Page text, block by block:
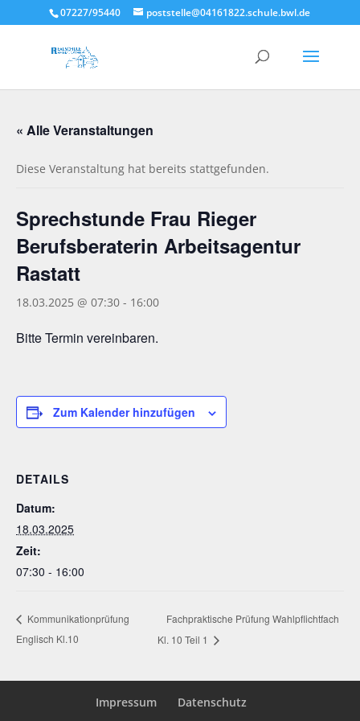
07227/95440 poststelle@04161822.schule.bwl.de
« Alle Veranstaltungen
Diese Veranstaltung hat bereits stattgefunden.
Sprechstunde Frau Rieger
Berufsberaterin Arbeitsagentur
Rastatt
18.03.2025 @ 07:30 - 16:00
Bitte Termin vereinbaren.
Zum Kalender hinzufügen
DETAILS
Datum:
18.03.2025
Zeit:
07:30 - 16:00
Kommunikationprüfung
Englisch Kl.10
Fachpraktische Prüfung Wahlpflichtfach
Kl. 10 Teil 1
Impressum Datenschutz